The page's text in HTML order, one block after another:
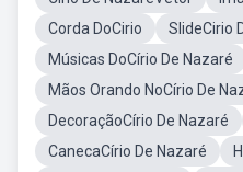
Corda DoCirio
SlideCirio
Músicas DoCírio De Nazaré
Mãos Orando NoCírio De
DecoraçãoCírio De Nazaré
CanecaCírio De Nazaré